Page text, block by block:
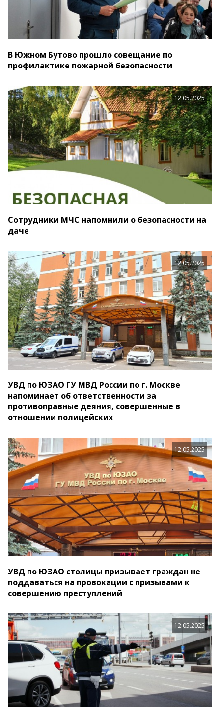
В Южном Бутово прошло совещание по
профилактике пожарной безопасности
12.05.2025
Сотрудники МЧС напомнили о безопасности на
даче
12.05.2025
УВД по ЮЗАО ГУ МВД России по г. Москве
напоминает об ответственности за
противоправные деяния, совершенные в
отношении полицейских
12.05.2025
УВД по ЮЗАО столицы призывает граждан не
поддаваться на провокации с призывами к
совершению преступлений
12.05.2025